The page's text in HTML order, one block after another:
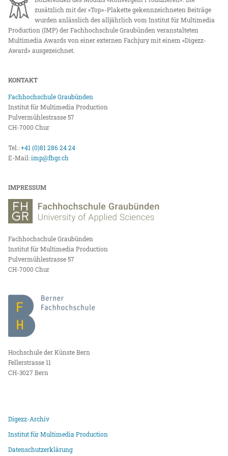
zusätzlich mit der «Top»-Plakette gekennzeichneten Beiträge
wurden anlässlich des alljährlich vom Institut für Multimedia
Production (IMP) der Fachhochschule Graubünden veranstalteten
Multimedia Awards von einer externen Fachjury mit einem «Digezz-
Award» ausgezeichnet.
KONTAKT
Fachhochschule Graubünden
Institut für Multimedia Production
Pulvermühlestrasse 57
CH-7000 Chur
Tel.:+41 (0)81 286 24 24
E-Mail:imp@fhgr.ch
IMPRESSUM
Fachhochschule Graubünden
Institut für Multimedia Production
Pulvermühlestrasse 57
CH-7000 Chur
Hochschule der Künste Bern
Fellerstrasse 11
CH-3027 Bern
Digezz-Archiv
Institut für Multimedia Production
Datenschutzerklärung